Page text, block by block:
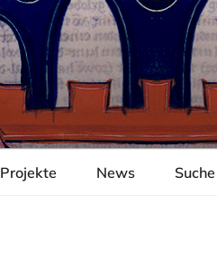
Projekte News Suche